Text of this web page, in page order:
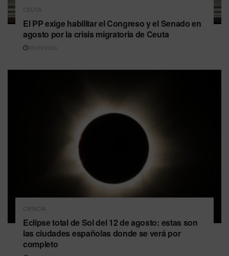
CEUTA
El PP exige habilitar el Congreso y el Senado en
agosto por la crisis migratoria de Ceuta
06/08/2026
CIENCIA
Eclipse total de Sol del 12 de agosto: estas son
las ciudades españolas donde se verá por
completo